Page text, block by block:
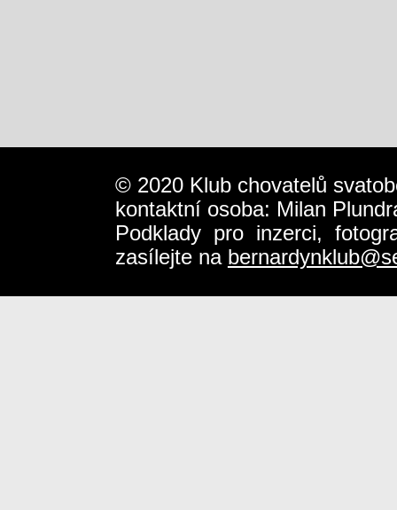
© 2020 Klub chovatelů
kontaktní osoba: Milan
Podklady pro inzerci,
zasílejte na